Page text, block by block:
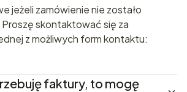
jeżeli zamówienie nie zostało
skontaktować się za
z możliwych form kontaktu:
faktury, to mogę